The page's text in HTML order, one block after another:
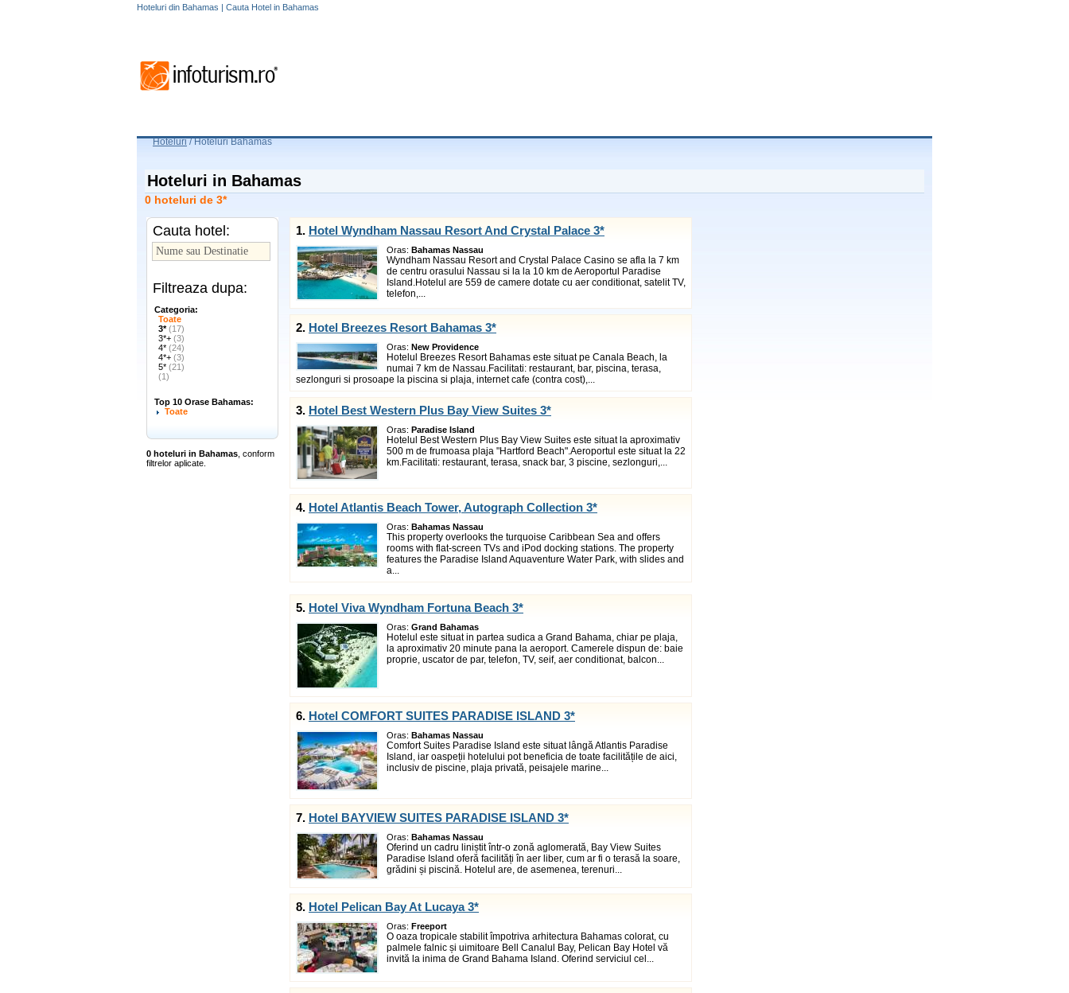
Hoteluri din Bahamas | Cauta Hotel in Bahamas
Hoteluri /Hoteluri Bahamas
Hoteluri in Bahamas
0 hoteluri de 3*
Cauta hotel:
Filtreaza dupa:
Categoria:
Toate
3* (17)
3*+ (3)
4* (24)
4*+ (3)
5* (21)
(1)
Top 10 Orase Bahamas:
Toate
0 hoteluri in Bahamas , conform
filtrelor aplicate.
1. Hotel Wyndham Nassau Resort And Crystal Palace 3*
Oras: Bahamas Nassau
Wyndham Nassau Resort and Crystal Palace Casino se afla la 7 km
de centru orasului Nassau si la la 10 km de Aeroportul Paradise
Island.Hotelul are 559 de camere dotate cu aer conditionat, satelit TV,
telefon,...
2. Hotel Breezes Resort Bahamas 3*
Oras: New Providence
Hotelul Breezes Resort Bahamas este situat pe Canala Beach, la
numai 7 km de Nassau.Facilitati: restaurant, bar, piscina, terasa,
sezlonguri si prosoape la piscina si plaja, internet cafe (contra cost),...
3. Hotel Best Western Plus Bay View Suites 3*
Oras: Paradise Island
Hotelul Best Western Plus Bay View Suites este situat la aproximativ
500 m de frumoasa plaja "Hartford Beach".Aeroportul este situat la 22
km.Facilitati: restaurant, terasa, snack bar, 3 piscine, sezlonguri,...
4. Hotel Atlantis Beach Tower, Autograph Collection 3*
Oras: Bahamas Nassau
This property overlooks the turquoise Caribbean Sea and offers
rooms with flat-screen TVs and iPod docking stations. The property
features the Paradise Island Aquaventure Water Park, with slides and
a...
5. Hotel Viva Wyndham Fortuna Beach 3*
Oras: Grand Bahamas
Hotelul este situat in partea sudica a Grand Bahama, chiar pe plaja,
la aproximativ 20 minute pana la aeroport. Camerele dispun de: baie
proprie, uscator de par, telefon, TV, seif, aer conditionat, balcon...
6. Hotel COMFORT SUITES PARADISE ISLAND 3*
Oras: Bahamas Nassau
Comfort Suites Paradise Island este situat lângă Atlantis Paradise
Island, iar oaspeții hotelului pot beneficia de toate facilitățile de aici,
inclusiv de piscine, plaja privată, peisajele marine...
7. Hotel BAYVIEW SUITES PARADISE ISLAND 3*
Oras: Bahamas Nassau
Oferind un cadru liniștit într-o zonă aglomerată, Bay View Suites
Paradise Island oferă facilități în aer liber, cum ar fi o terasă la soare,
grădini și piscină. Hotelul are, de asemenea, terenuri...
8. Hotel Pelican Bay At Lucaya 3*
Oras: Freeport
O oaza tropicale stabilit împotriva arhitectura Bahamas colorat, cu
palmele falnic și uimitoare Bell Canalul Bay, Pelican Bay Hotel vă
invită la inima de Grand Bahama Island. Oferind serviciul cel...